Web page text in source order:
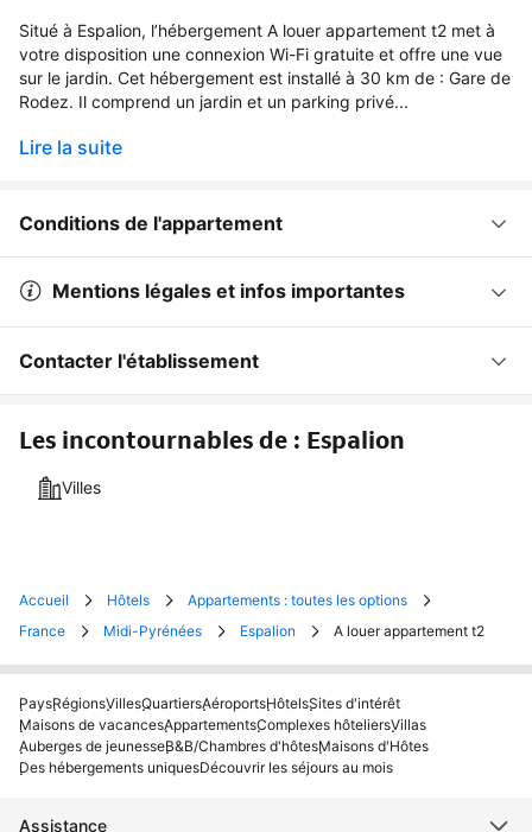
Situé à Espalion, l’hébergement A louer appartement t2 met à
votre disposition une connexion Wi-Fi gratuite et offre une vue
sur le jardin. Cet hébergement est installé à 30 km de : Gare de
Rodez. Il comprend un jardin et un parking privé...
Lire la suite
Conditions de l'appartement
Mentions légales et infos importantes
Contacter l'établissement
Les incontournables de : Espalion
Villes
Accueil Hôtels
Appartements : toutes les options
France
Midi-Pyrénées Espalion A louer appartement t2
PaysRégionsVillesQuartiersAéroportsHôtelsSites d'intérêt
Maisons de vacancesAppartementsComplexes hôteliersVillas
Auberges de jeunesseB&B/Chambres d'hôtesMaisons d'Hôtes
Des hébergements uniquesDécouvrir les séjours au mois
Assistance